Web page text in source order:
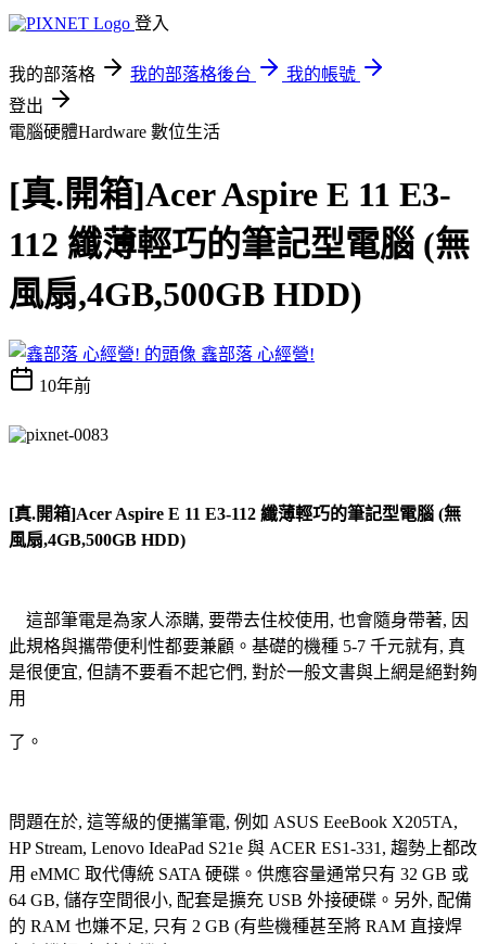
登入
我的部落格 我的部落格後台
我的帳號
登出
電腦硬體Hardware 數位生活
[真.開箱]Acer Aspire E 11 E3-
112 纖薄輕巧的筆記型電腦 (無
風扇,4GB,500GB HDD)
鑫部落 心經營!
10年前
[真.開箱]Acer Aspire E 11 E3-112 纖薄輕巧的筆記型電腦 (無
風扇,4GB,500GB HDD)
這部筆電是為家人添購, 要帶去住校使用, 也會隨身帶著, 因
此規格與攜帶便利性都要兼顧。基礎的機種 5-7 千元就有, 真
是很便宜, 但請不要看不起它們, 對於一般文書與上網是絕對夠
用
了。
問題在於, 這等級的便攜筆電, 例如 ASUS EeeBook X205TA,
HP Stream, Lenovo IdeaPad S21e 與 ACER ES1-331, 趨勢上都改
用 eMMC 取代傳統 SATA 硬碟。供應容量通常只有 32 GB 或
64 GB, 儲存空間很小, 配套是擴充 USB 外接硬碟。另外, 配備
的 RAM 也嫌不足, 只有 2 GB (有些機種甚至將 RAM 直接焊